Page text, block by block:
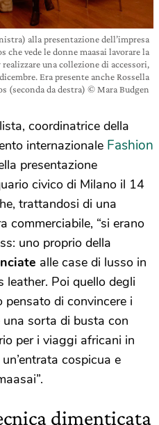
alla presentazione dell’impresa
che vede le donne maasai lavorare la
una collezione di accessori,
Era presente anche Rossella
(seconda da destra) © Mara Budgen
coordinatrice della
internazionale Fashion
presentazione
civico di Milano il 14
trattandosi di una
commerciabile, “si erano
uno proprio della
alle case di lusso in
leather. Poi quello degli
pensato di convincere i
sorta di busta con
per i viaggi africani in
cospicua e
dimenticata